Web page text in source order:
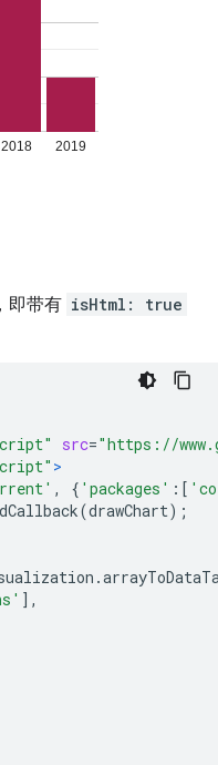
即带有 isHtml: true
src="https://
>
, { 'packages' :[
(drawChart);
.
],